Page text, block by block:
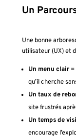
Un
Une bonne
utilisateur (UX) et
Un menu clair=
qu’il cherche
Un taux de
site frustrés
Un temps de
encourage